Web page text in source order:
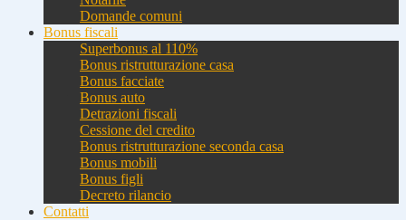
Domande comuni
Bonus fiscali
Superbonus al 110%
Bonus ristrutturazione casa
Bonus facciate
Bonus auto
Detrazioni fiscali
Cessione del credito
Bonus ristrutturazione seconda casa
Bonus mobili
Bonus figli
Decreto rilancio
Contatti